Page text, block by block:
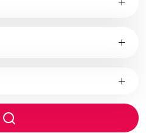
chambres
chauffage
Rayon
de